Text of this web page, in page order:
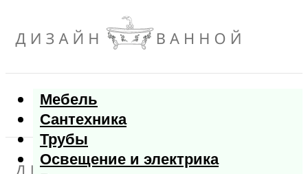
Мебель
Сантехника
Трубы
Освещение и электрика